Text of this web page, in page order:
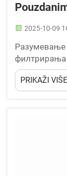
2025-10-09
Разумевање
кључни
PRIKAŽI VIŠE